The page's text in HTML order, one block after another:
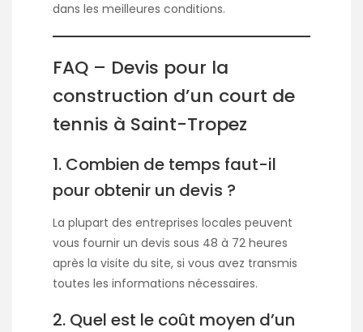
dans les meilleures conditions.
FAQ – Devis pour la
construction d’un court de
tennis à Saint-Tropez
1. Combien de temps faut-il
pour obtenir un devis ?
La plupart des entreprises locales peuvent
vous fournir un devis sous 48 à 72 heures
après la visite du site, si vous avez transmis
toutes les informations nécessaires.
2. Quel est le coût moyen d’un